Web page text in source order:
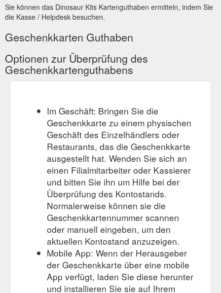
Sie können das Dinosaur Kits Kartenguthaben ermitteln, indem Sie
die Kasse / Helpdesk besuchen.
Geschenkkarten Guthaben
Optionen zur Überprüfung des
Geschenkkartenguthabens
Im Geschäft: Bringen Sie die
Geschenkkarte zu einem physischen
Geschäft des Einzelhändlers oder
Restaurants, das die Geschenkkarte
ausgestellt hat. Wenden Sie sich an
einen Filialmitarbeiter oder Kassierer
und bitten Sie ihn um Hilfe bei der
Überprüfung des Kontostands.
Normalerweise können sie die
Geschenkkartennummer scannen
oder manuell eingeben, um den
aktuellen Kontostand anzuzeigen.
Mobile App: Wenn der Herausgeber
der Geschenkkarte über eine mobile
App verfügt, laden Sie diese herunter
und installieren Sie sie auf Ihrem